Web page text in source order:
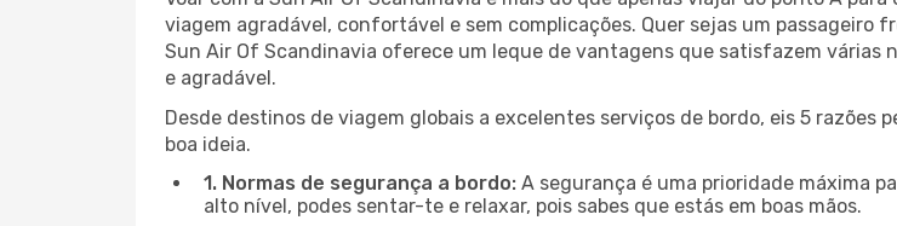
viagem agradável, confortável e sem complicações. Quer sejas um passageiro
Sun Air Of Scandinavia oferece um leque de vantagens que satisfazem várias
e agradável.
Desde destinos de viagem globais a excelentes serviços de bordo, eis 5 razões
boa ideia.
1. Normas de segurança a bordo: A segurança é uma prioridade máxima
alto nível, podes sentar-te e relaxar, pois sabes que estás em boas mãos.